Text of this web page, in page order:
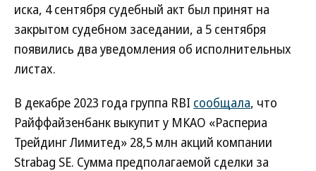
иска, 4 сентября судебный акт был принят на
закрытом судебном заседании, а 5 сентября
появились два уведомления об исполнительных
листах.
В декабре 2023 года группа RBI сообщала, что
Райффайзенбанк выкупит у МКАО «Распериа
Трейдинг Лимитед» 28,5 млн акций компании
Strabag SE. Сумма предполагаемой сделки за